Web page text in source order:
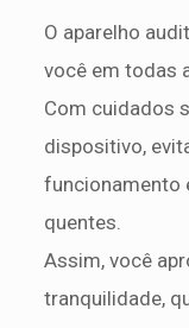
O aparelho
você em todas
Com cuidados
dispositivo,
funcionamento
quentes.
Assim, você
tranquilidade,